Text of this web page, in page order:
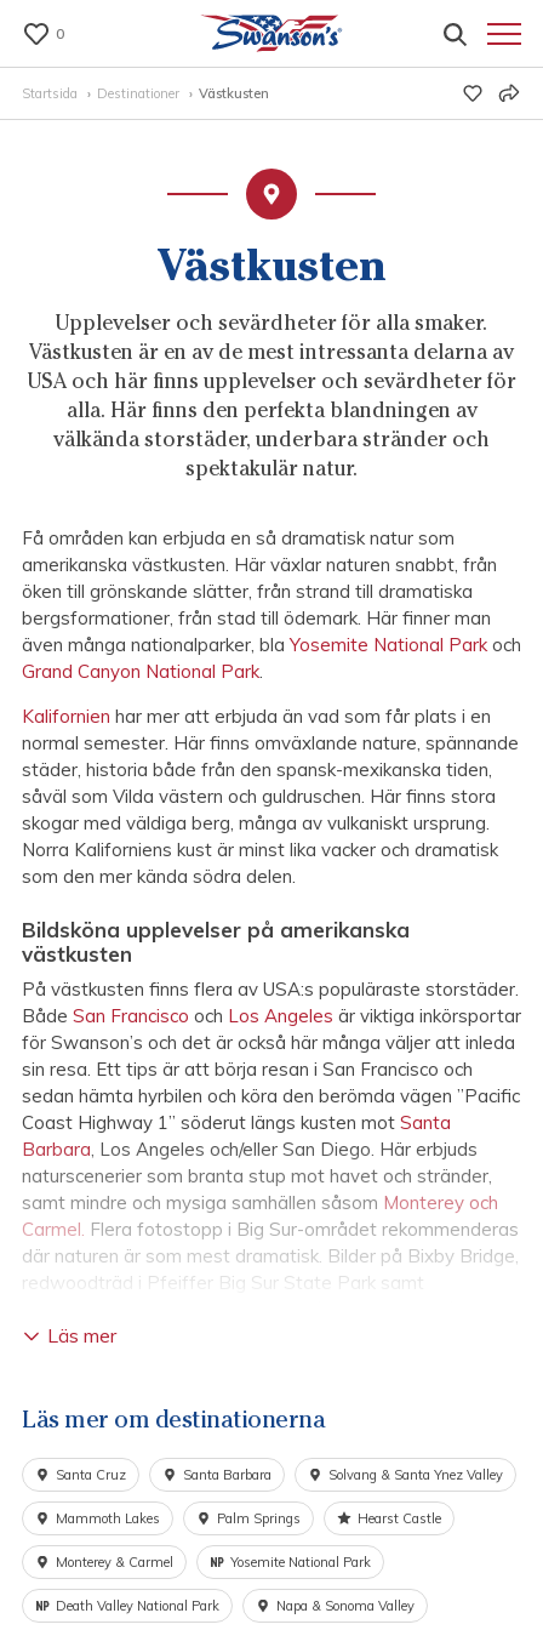
0
Startsida Destinationer Västkusten
Västkusten
Upplevelser och sevärdheter för alla smaker.
Västkusten är en av de mest intressanta delarna av
USA och här finns upplevelser och sevärdheter för
alla. Här finns den perfekta blandningen av
välkända storstäder, underbara stränder och
spektakulär natur.
Få områden kan erbjuda en så dramatisk natur som
amerikanska västkusten. Här växlar naturen snabbt, från
öken till grönskande slätter, från strand till dramatiska
bergsformationer, från stad till ödemark. Här finner man
även många nationalparker, blaYosemite National Parkoch
Grand Canyon National Park.
Kalifornien har mer att erbjuda än vad som får plats i en
normal semester. Här finns omväxlande nature, spännande
städer, historia både från den spansk-mexikanska tiden,
såväl som Vilda västern och guldruschen. Här finns stora
skogar med väldiga berg, många av vulkaniskt ursprung.
Norra Kaliforniens kust är minst lika vacker och dramatisk
som den mer kända södra delen.
Bildsköna upplevelser på amerikanska
västkusten
På västkusten finns flera av USA:s populäraste storstäder.
Både San Francisco och Los Angeles är viktiga inkörsportar
för Swanson’s och det är också här många väljer att inleda
sin resa. Ett tips är att börja resan i San Francisco och
sedan hämta hyrbilen och köra den berömda vägen ”Pacific
Coast Highway 1” söderut längs kusten mot Santa
Barbara, Los Angeles och/eller San Diego. Här erbjuds
naturscenerier som branta stup mot havet och stränder,
samt mindre och mysiga samhällen såsom Monterey och
Carmel. Flera fotostopp i Big Sur-området rekommenderas
där naturen är som mest dramatisk. Bilder på Bixby Bridge,
redwoodträd i Pfeiffer Big Sur State Park samt
som kommer fylla kamerarullen. Kanske även en avstickare
eller kör vidare till San Diego för strandhäng, lugn och
Längst söderut i Kalifornien, precis innan den mexikanska
gränsen, liggerSan Diego– en storstad som har mycket
att erbjuda. I Downtown ligger Gaslamp Quarter som är
några kvarter i gammal stil med många restauranger och
barer. San Diego Zoo i Balboa Park ligger mitt i staden och
anses vara ett av världens bästa zoo. Inte långt från
Läs mer
Läs mer om destinationerna
Santa Cruz Santa Barbara Solvang & Santa Ynez Valley
Mammoth Lakes Palm Springs Hearst Castle
Monterey & Carmel Yosemite National Park
Death Valley National Park Napa & Sonoma Valley